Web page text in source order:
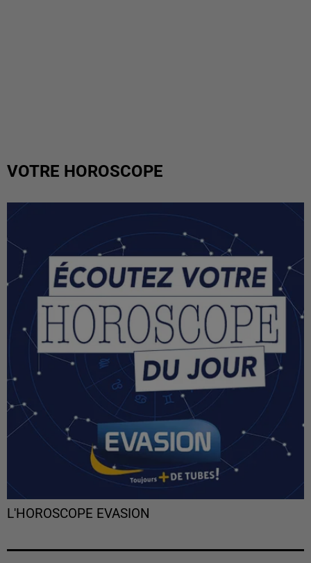
VOTRE HOROSCOPE
L'HOROSCOPE EVASION